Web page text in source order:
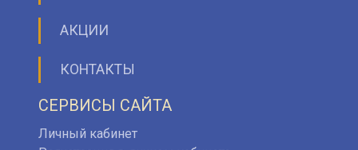
АКЦИИ
КОНТАКТЫ
СЕРВИСЫ САЙТА
Личный кабинет